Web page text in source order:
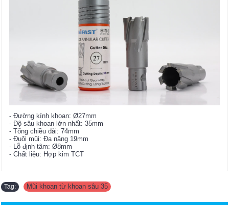
- Đường kính khoan: Ø27mm
- Độ sâu khoan lớn nhất: 35mm
- Tổng chiều dài: 74mm
- Đuôi mũi: Đa năng 19mm
- Lỗ định tâm: Ø8mm
- Chất liệu: Hợp kim TCT
Tag: Mũi khoan từ khoan sâu 35